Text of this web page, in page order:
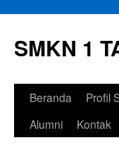
isi
SMKN 1
Beranda Profil
Alumni
Kontak